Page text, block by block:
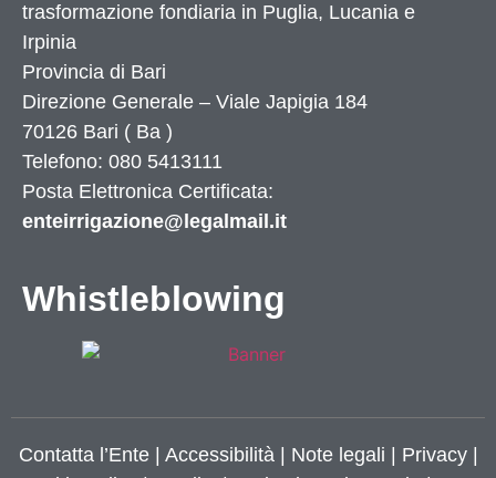
trasformazione fondiaria in Puglia, Lucania e
Irpinia
Provincia di Bari
Direzione Generale – Viale Japigia 184
70126 Bari ( Ba )
Telefono: 080 5413111
Posta Elettronica Certificata:
enteirrigazione@legalmail.it
Whistleblowing
Contatta l’Ente| Accessibilità | Note legali | Privacy|